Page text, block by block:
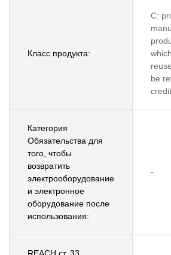
Класс продукта:
C:
be
Категория
Обязательства для
того, чтобы
возвратить
электрооборудование
и электронное
оборудование после
использования:
-